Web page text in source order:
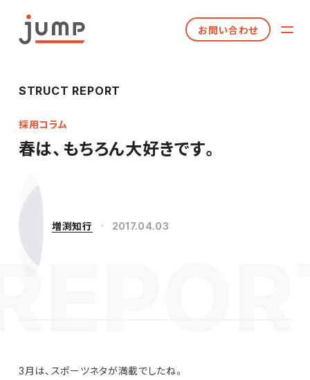
お問い合わせ
STRUCT REPORT
採用コラム
春は、もちろん大好きです。
増渕知行 2017.04.03
3月は、スポーツネタが満載でしたね。